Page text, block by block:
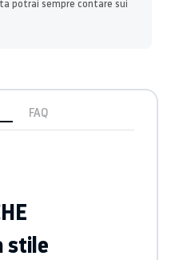
potrai sempre contare sui
FAQ
stile